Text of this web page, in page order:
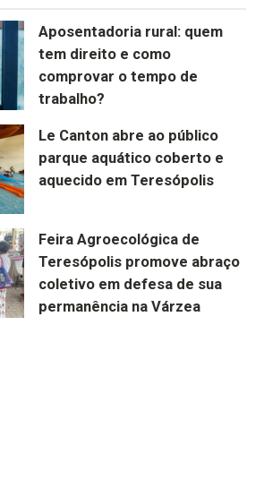
Aposentadoria rural: quem
tem direito e como
comprovar o tempo de
trabalho?
Le Canton abre ao público
parque aquático coberto e
aquecido em Teresópolis
Feira Agroecológica de
Teresópolis promove abraço
coletivo em defesa de sua
permanência na Várzea